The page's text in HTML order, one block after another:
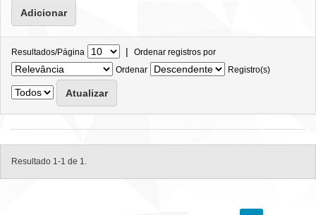
Resultados/Página | Ordenar registros por
Ordenar
Registro(s)
Resultado 1-1 de 1.